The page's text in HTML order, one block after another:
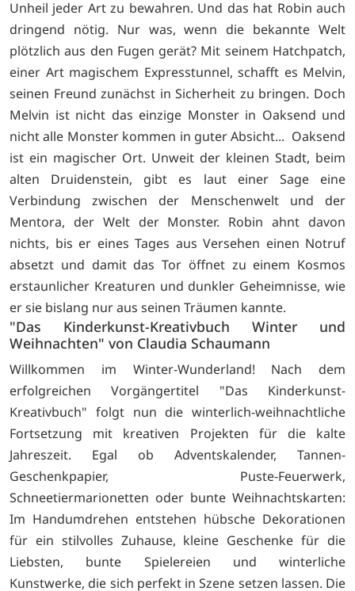
Unheil jeder Art zu bewahren. Und das hat Robin auch
dringend nötig. Nur was, wenn die bekannte Welt
plötzlich aus den Fugen gerät? Mit seinem Hatchpatch,
einer Art magischem Expresstunnel, schafft es Melvin,
seinen Freund zunächst in Sicherheit zu bringen. Doch
Melvin ist nicht das einzige Monster in Oaksend und
nicht alle Monster kommen in guter Absicht... Oaksend
ist ein magischer Ort. Unweit der kleinen Stadt, beim
alten Druidenstein, gibt es laut einer Sage eine
Verbindung zwischen der Menschenwelt und der
Mentora, der Welt der Monster. Robin ahnt davon
nichts, bis er eines Tages aus Versehen einen Notruf
absetzt und damit das Tor öffnet zu einem Kosmos
erstaunlicher Kreaturen und dunkler Geheimnisse, wie
er sie bislang nur aus seinen Träumen kannte.
"Das Kinderkunst-Kreativbuch Winter und
Weihnachten" von Claudia Schaumann
Willkommen im Winter-Wunderland! Nach dem
erfolgreichen Vorgängertitel "Das Kinderkunst-
Kreativbuch" folgt nun die winterlich-weihnachtliche
Fortsetzung mit kreativen Projekten für die kalte
Jahreszeit. Egal ob Adventskalender, Tannen-
Geschenkpapier, Puste-Feuerwerk,
Schneetiermarionetten oder bunte Weihnachtskarten:
Im Handumdrehen entstehen hübsche Dekorationen
für ein stilvolles Zuhause, kleine Geschenke für die
Liebsten, bunte Spielereien und winterliche
Kunstwerke, die sich perfekt in Szene setzen lassen. Die